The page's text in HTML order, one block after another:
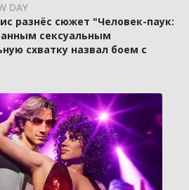
DAY
разнёс сюжет "Человек-паук:
сексуальным
схватку назвал боем с